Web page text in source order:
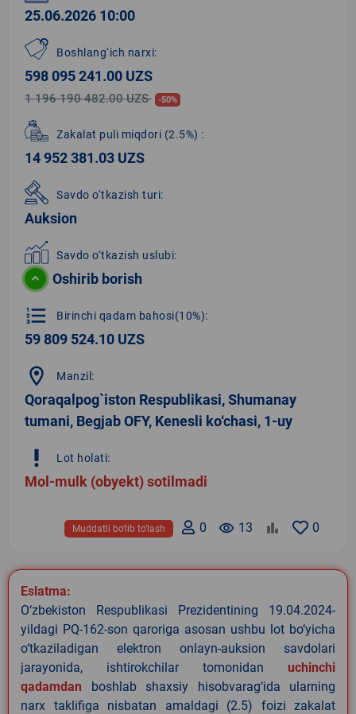
25.06.2026 10:00
Boshlang‘ich narxi:
598 095 241.00 UZS
1 196 190 482.00 UZS -50%
Zakalat puli miqdori (2.5%) :
14 952 381.03 UZS
Savdo o‘tkazish turi:
Auksion
Savdo o‘tkazish uslubi:
Oshirib borish
format_list_numbered Birinchi qadam bahosi(10%):
59 809 524.10 UZS
location_on Manzil:
Qoraqalpog`iston Respublikasi, Shumanay
tumani, Begjab OFY, Kenesli ko‘chasi, 1-uy
priority_high Lot holati:
Mol-mulk (obyekt) sotilmadi
0
remove_red_eye 13
0
Muddatli bo‘lib to‘lash
Eslatma:
O‘zbekiston Respublikasi Prezidentining 19.04.2024-
yildagi PQ-162-son qaroriga asosan ushbu lot bo‘yicha
o‘tkaziladigan elektron onlayn-auksion savdolari
jarayonida, ishtirokchilar tomonidan uchinchi
qadamdan boshlab shaxsiy hisobvarag‘ida ularning
narx taklifiga nisbatan amaldagi (2.5) foizi zakalat